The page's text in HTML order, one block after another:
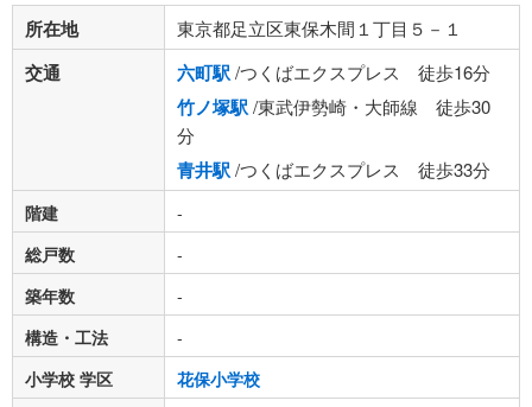
所在地 東京都足立区東保木間１丁目５－１
交通 六町駅/つくばエクスプレス 徒歩16分
竹ノ塚駅/東武伊勢崎・大師線 徒歩30
分
青井駅/つくばエクスプレス 徒歩33分
階建
-
総戸数
-
築年数
-
構造・工法
-
小学校 学区
花保小学校